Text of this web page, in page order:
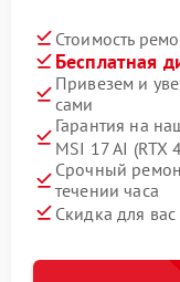
Стоимость
Бесплатная
Привезем и
сами
Гарантия на
MSI 17 AI (RTX
Срочный
течении часа
Скидка для вас